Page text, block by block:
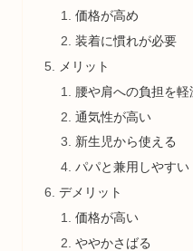
価格が高め
装着に慣れが必要
メリット
腰や肩への負担を軽
通気性が高い
新生児から使える
パパと兼用しやすい
デメリット
価格が高い
ややかさばる